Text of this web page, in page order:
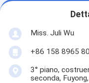
Miss. Juli Wu
+86 158 8965
3° piano,
seconda,